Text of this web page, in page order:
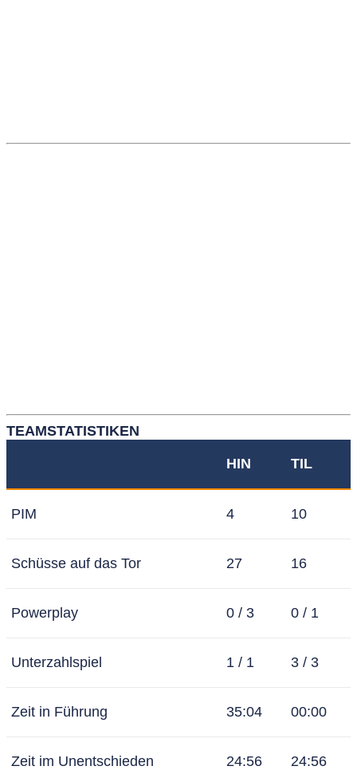
TEAMSTATISTIKEN
HIN TIL
PIM 4 10
Schüsse auf das Tor 27 16
Powerplay 0 / 3 0 / 1
Unterzahlspiel 1 / 1 3 / 3
Zeit in Führung 35:04 00:00
Zeit im Unentschieden 24:56 24:56